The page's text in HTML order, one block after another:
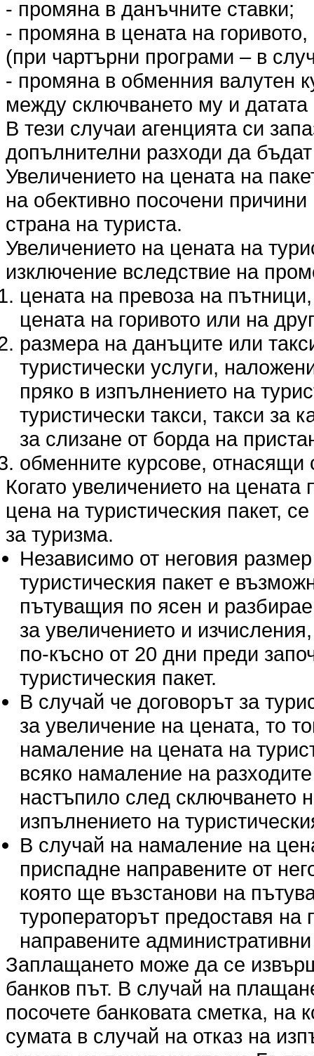
- промяна в данъчните ставки;
- промяна в цената на
(при чартърни програми – в
- промяна в обменния валутен
между сключването му и датата
В тези случаи агенцията си
допълнителни разходи да
Увеличението на цената на
на обективно посочени
страна на туриста.
Увеличението на цената на
изключение вследствие на
цената на превоза на
цената на горивото или на
размера на данъците или
туристически услуги,
пряко в изпълнението на
туристически такси, такси за
за слизане от борда на
обменните курсове, отнасящи
Когато увеличението на
цена на туристическия пакет,
за туризма.
Независимо от неговия
туристическия пакет е
пътуващия по ясен и
за увеличението и
по-късно от 20 дни преди
туристическия пакет.
В случай че договорът за
за увеличение на цената, то
намаление на цената на
всяко намаление на
настъпило след сключването
изпълнението на
В случай на намаление на
приспадне направените от
която ще възстанови на
туроператорът предоставя на
направените
Заплащането може да се
банков път. В случай на
посочете банковата сметка, на
сумата в случай на отказ на